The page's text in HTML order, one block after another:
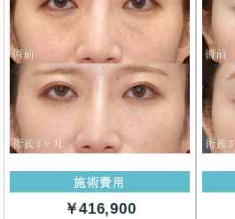
施術費用
￥416,900